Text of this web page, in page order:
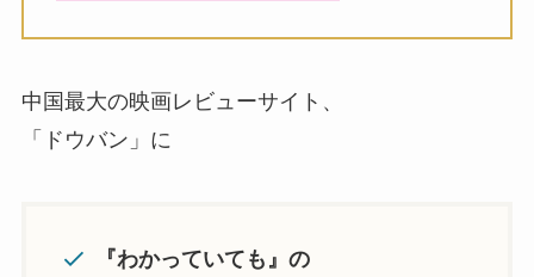
中国最大の映画レビューサイト、
「ドウバン」に
『わかっていても』の